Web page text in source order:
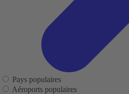
Pays populaires
Aéroports populaires